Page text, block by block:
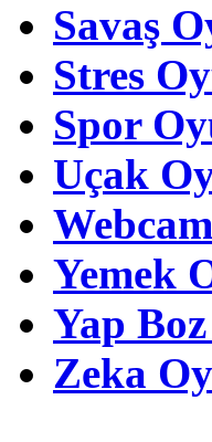
Savaş
Stres
Spor
Uçak
Yemek
Yap
Zeka